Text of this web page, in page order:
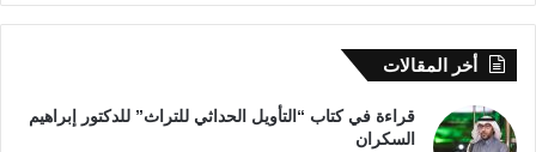
أخر المقالات
قراءة في كتاب “التأويل الحداثي للتراث” للدكتور إبراهيم
السكران